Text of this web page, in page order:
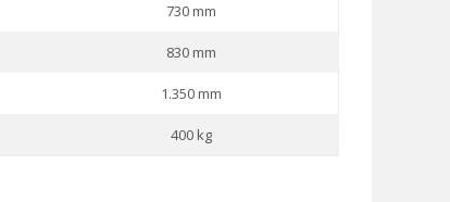
730 mm
830 mm
1.350 mm
400 kg